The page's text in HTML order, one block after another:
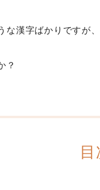
な漢字ばかりですが、
？
目